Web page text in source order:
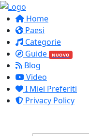
Home
Paesi
Categorie
Guide
NUOVO
Blog
Video
I Miei Preferiti
Privacy Policy